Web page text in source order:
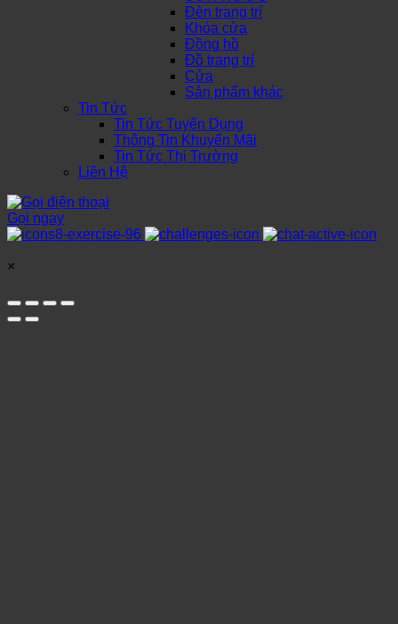
Đèn trang trí
Khóa cửa
Đồng hồ
Đồ trang trí
Cửa
Sản phẩm khác
Tin Tức
Tin Tức Tuyển Dụng
Thông Tin Khuyến Mãi
Tin Tức Thị Trường
Liên Hệ
Gọi ngay
×